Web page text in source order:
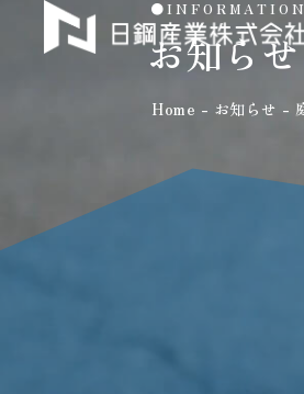
●INFORMATION
お知らせ
Home - お知らせ -